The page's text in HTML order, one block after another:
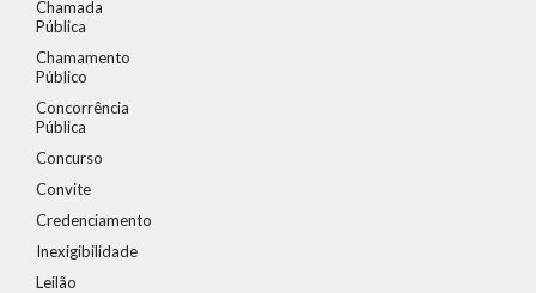
Chamada
Pública
Chamamento
Público
Concorrência
Pública
Concurso
Convite
Credenciamento
Inexigibilidade
Leilão